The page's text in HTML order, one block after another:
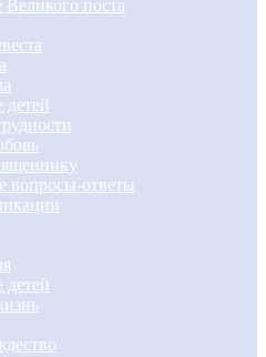
Великого поста
детей
вопросы-ответы
детей